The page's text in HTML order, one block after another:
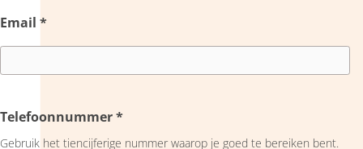
Email *
Telefoonnummer*
Gebruik het tiencijferige nummer waarop je goed te bereiken bent.